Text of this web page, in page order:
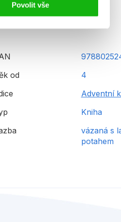
Povolit vše
od
4
Adventní
Kniha
vázaná s
potahem